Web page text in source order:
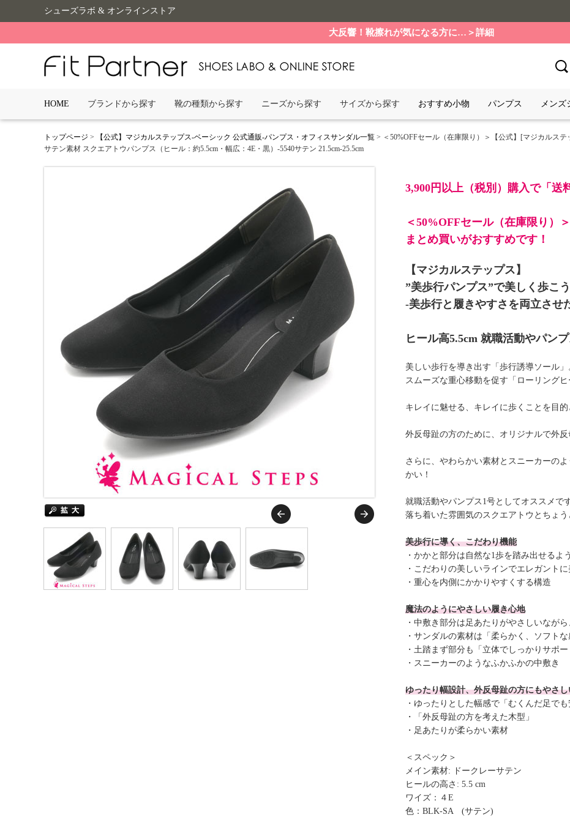
シューズラボ & オンラインストア
大反響！靴擦れが気になる方に…＞詳細
HOME ブランドから探す 靴の種類から探す ニーズから探す サイズから探す おすすめ小物 パンプス メンズ
トップページ > 【公式】マジカルステップス-ベーシック 公式通販-パンプス・オフィスサンダル一覧 > ＜50%OFFセール（在庫限り）＞【公式】[マジカルス
サテン素材 スクエアトウパンプス（ヒール：約5.5cm・幅広：4E・黒）-5540サテン 21.5cm-25.5cm
3,900円以上（税別）購入で「送
＜50%OFFセール（在庫限り）＞
まとめ買いがおすすめです！
【マジカルステップス】
”美歩行パンプス”で美しく歩こう
-美歩行と履きやすさを両立させ
ヒール高5.5cm 就職活動やパン
美しい歩行を導き出す「歩行誘導ソール」
スムーズな重心移動を促す「ローリングヒ
キレイに魅せる、キレイに歩くことを目
外反母趾の方のために、オリジナルで外反
さらに、やわらかい素材とスニーカーの
かい！
就職活動やパンプス1号としてオススメです
落ち着いた雰囲気のスクエアトウとちょう
美歩行に導く、こだわり機能
・かかと部分は自然な1歩を踏み出せるよ
・こだわりの美しいラインでエレガント
・重心を内側にかかりやすくする構造
魔法のようにやさしい履き心地
・中敷き部分は足あたりがやさしいなが
・サンダルの素材は「柔らかく、ソフトな
・土踏まず部分も「立体でしっかりサポー
・スニーカーのようなふかふかの中敷き
ゆったり幅設計、外反母趾の方にもやさし
・ゆったりとした幅感で「むくんだ足でも
・「外反母趾の方を考えた木型」
・足あたりが柔らかい素材
＜スペック＞
メイン素材: ドークレーサテン
ヒールの高さ: 5.5 cm
ワイズ：４E
色：BLK-SA (サテン)